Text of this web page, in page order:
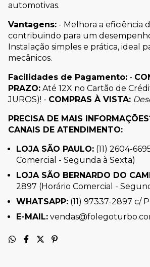
automotivas.
Vantagens: - Melhora a eficiência
contribuindo para um
Instalação simples e prática, ideal
mecânicos.
Facilidades de Pagamento: -
PRAZO: Até 12X no Cartão de
JUROS)! - COMPRAS À VISTA:
PRECISA DE MAIS
CANAIS DE ATENDIMENTO:
LOJA SÃO PAULO: (11) 2604-
Comercial - Segunda à Sexta)
LOJA SÃO BERNARDO DO
2897 (Horário Comercial -
WHATSAPP: (11) 97337-2897 c/
E-MAIL: